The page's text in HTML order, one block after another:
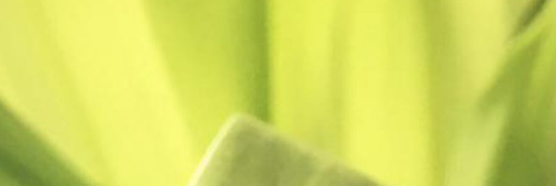
10 mai -humide – Essence
humide pour développement
nature verdoyante
Lire la Suite